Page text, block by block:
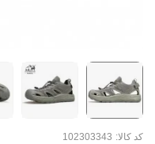
کد کالا: 102303343